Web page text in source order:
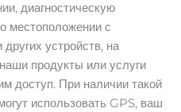
диагностическую
местоположении с
устройств, на
продукты или услуги
доступ. При наличии такой
использовать GPS, ваш